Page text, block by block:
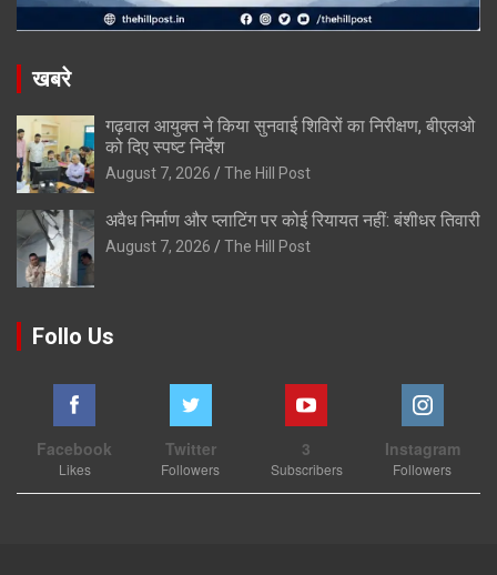
खबरे
गढ़वाल आयुक्त ने किया सुनवाई शिविरों का निरीक्षण, बीएलओ
को दिए स्पष्ट निर्देश
August 7, 2026 The Hill Post
अवैध निर्माण और प्लाटिंग पर कोई रियायत नहीं: बंशीधर तिवारी
August 7, 2026 The Hill Post
Follo Us
Facebook
Likes
Twitter
Followers
3
Subscribers
Instagram
Followers